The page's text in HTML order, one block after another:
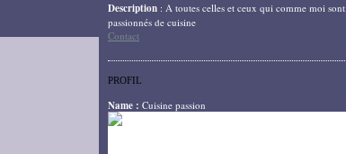
Description : A toutes celles et ceux qui comme moi sont
passionnés de cuisine
Contact
PROFIL
Name : Cuisine passion